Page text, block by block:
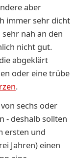
aber
immer sehr dicht
nah an den
nicht gut.
abgeklärt
oder eine trübe
.
sechs oder
- deshalb sollten
ersten und
Jahren) einen